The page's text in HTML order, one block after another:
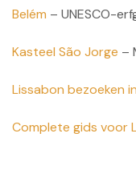
Belém – UNESCO-
Kasteel São Jorge –
Lissabon bezoeken
Complete gids voor